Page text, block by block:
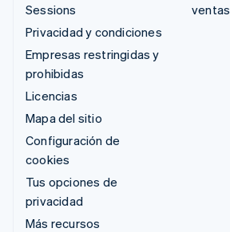
Sessions
Privacidad y condiciones
Empresas restringidas y
prohibidas
Licencias
Mapa del sitio
Configuración de
cookies
Tus opciones de
privacidad
Más recursos
ventas